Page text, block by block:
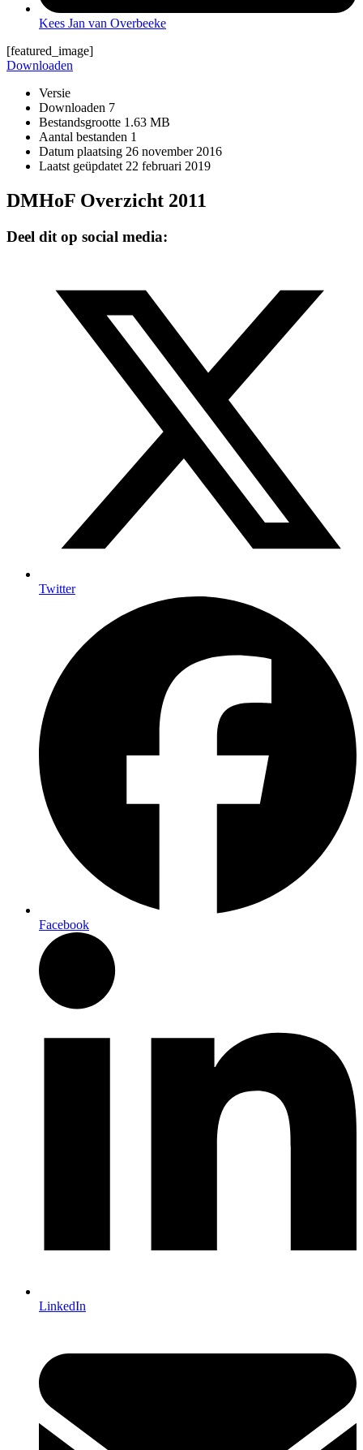
Kees Jan van Overbeeke
[featured_image]
Downloaden
Versie
Downloaden 7
Bestandsgrootte 1.63 MB
Aantal bestanden 1
Datum plaatsing 26 november 2016
Laatst geüpdatet 22 februari 2019
DMHoF Overzicht 2011
Deel dit op social media:
Twitter
Facebook
LinkedIn